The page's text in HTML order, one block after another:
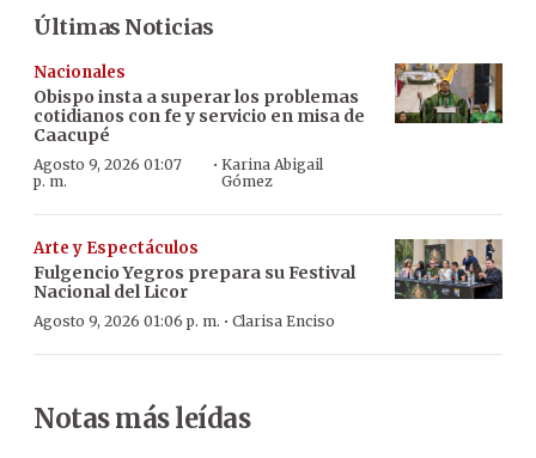
Últimas Noticias
Nacionales
Obispo insta a superar los problemas
cotidianos con fe y servicio en misa de
Caacupé
Agosto 9, 2026 01:07
p. m.
·Karina Abigail
Gómez
Arte y Espectáculos
Fulgencio Yegros prepara su Festival
Nacional del Licor
Agosto 9, 2026 01:06 p. m. · Clarisa Enciso
Notas más leídas